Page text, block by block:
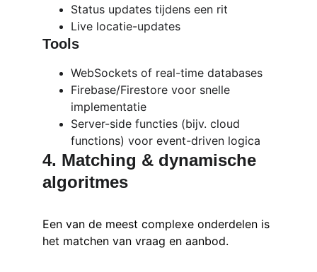
Status updates tijdens een rit
Live locatie-updates
Tools
WebSockets of real-time databases
Firebase/Firestore voor snelle
implementatie
Server-side functies (bijv. cloud
functions) voor event-driven logica
4. Matching & dynamische
algoritmes
Een van de meest complexe onderdelen is
het matchen van vraag en aanbod.